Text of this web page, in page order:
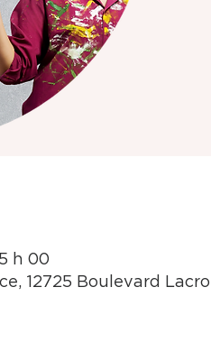
h 00
12725 Boulevard